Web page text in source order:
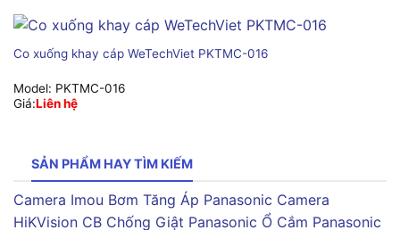
Co xuống khay cáp WeTechViet PKTMC-016
Model: PKTMC-016
Giá:Liên hệ
SẢN PHẨM HAY TÌM KIẾM
Camera Imou Bơm Tăng Áp Panasonic Camera
HiKVision CB Chống Giật Panasonic Ổ Cắm Panasonic